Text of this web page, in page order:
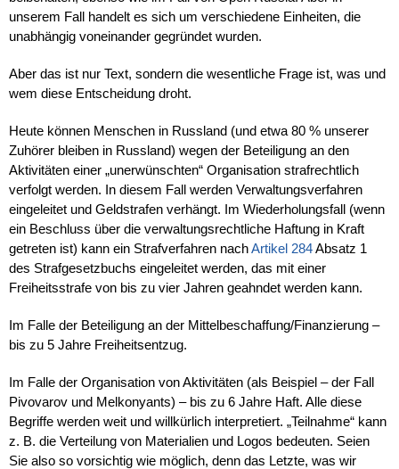
unserem Fall handelt es sich um verschiedene Einheiten, die
unabhängig voneinander gegründet wurden.
Aber das ist nur Text, sondern die wesentliche Frage ist, was und
wem diese Entscheidung droht.
Heute können Menschen in Russland (und etwa 80 % unserer
Zuhörer bleiben in Russland) wegen der Beteiligung an den
Aktivitäten einer „unerwünschten“ Organisation strafrechtlich
verfolgt werden. In diesem Fall werden Verwaltungsverfahren
eingeleitet und Geldstrafen verhängt. Im Wiederholungsfall (wenn
ein Beschluss über die verwaltungsrechtliche Haftung in Kraft
getreten ist) kann ein Strafverfahren nachArtikel 284Absatz 1
des Strafgesetzbuchs eingeleitet werden, das mit einer
Freiheitsstrafe von bis zu vier Jahren geahndet werden kann.
Im Falle der Beteiligung an der Mittelbeschaffung/Finanzierung –
bis zu 5 Jahre Freiheitsentzug.
Im Falle der Organisation von Aktivitäten (als Beispiel – der Fall
Pivovarov und Melkonyants) – bis zu 6 Jahre Haft. Alle diese
Begriffe werden weit und willkürlich interpretiert. „Teilnahme“ kann
z. B. die Verteilung von Materialien und Logos bedeuten. Seien
Sie also so vorsichtig wie möglich, denn das Letzte, was wir